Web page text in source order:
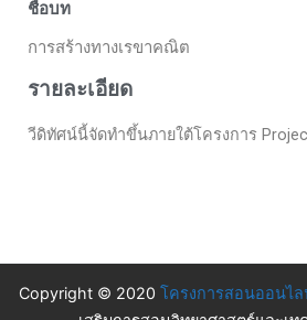
ชื่อบท
การสร้างทางเรขาคณิต
รายละเอียด
วีดิทัศน์นี้จัดทำขึ้นภายใต้โครงการ
Copyright © 2020 โครงการสอนออนไล